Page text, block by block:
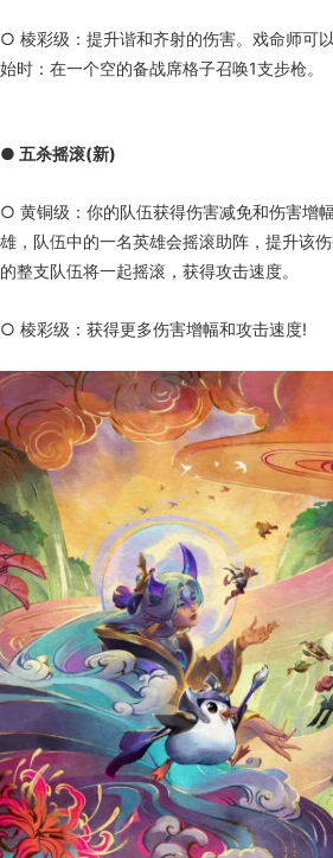
○ 棱彩级：提升谐和齐射的伤害。戏命师可
始时：在一个空的备战席格子召唤1支步枪。
● 五杀摇滚(新)
○ 黄铜级：你的队伍获得伤害减免和伤害增
雄，队伍中的一名英雄会摇滚助阵，提升该
的整支队伍将一起摇滚，获得攻击速度。
○ 棱彩级：获得更多伤害增幅和攻击速度!